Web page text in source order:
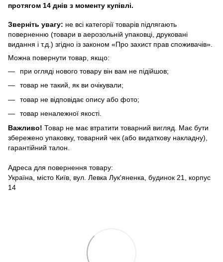
протягом 14 днів з моменту купівлі.
Зверніть увагу: не всі категорії товарів підлягають
поверненню (товари в аерозольній упаковці, друковані
видання і т.д.) згідно із законом «Про захист прав споживачів».
Можна повернути товар, якщо:
при огляді нового товару він вам не підійшов;
товар не такий, як ви очікували;
товар не відповідає опису або фото;
товар неналежної якості.
Важливо! Товар не має втратити товарний вигляд. Має бути
збережено упаковку, товарний чек (або видаткову накладну),
гарантійний талон.
Адреса для повернення товару:
Україна, місто Київ, вул. Левка Лук'яненка, будинок 21, корпус
14